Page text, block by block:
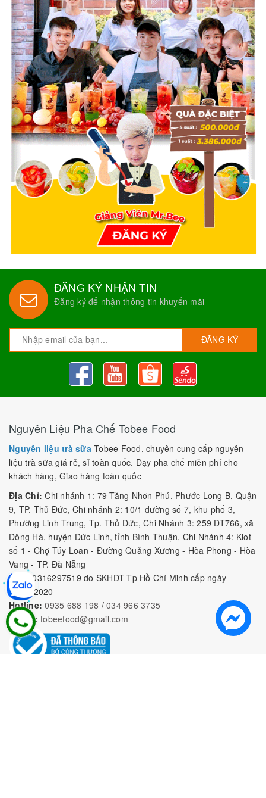
ĐĂNG KÝ NHẬN TIN
Đăng ký để nhận thông tin khuyến mãi
ĐĂNG KÝ
Nguyên Liệu Pha Chế Tobee Food
Nguyên liệu trà sữa Tobee Food, chuyên cung cấp nguyên
liệu trà sữa giá rẻ, sỉ toàn quốc. Dạy pha chế miễn phí cho
khách hàng, Giao hàng toàn quốc
Địa Chỉ: Chi nhánh 1: 79 Tăng Nhơn Phú, Phước Long B, Quận
9, TP. Thủ Đức, Chi nhánh 2: 10/1 đường số 7, khu phố 3,
Phường Linh Trung, Tp. Thủ Đức, Chi Nhánh 3: 259 DT766, xã
Đông Hà, huyện Đức Linh, tỉnh Bình Thuận, Chi Nhánh 4: Kiot
số 1 - Chợ Túy Loan - Đường Quảng Xương - Hòa Phong - Hòa
Vang - TP. Đà Nẵng
MST:
0316297519 do SKHDT Tp Hồ Chí Minh cấp ngày
28/05/2020
Hotline: 0935 688 198 / 034 966 3735
E-mail: tobeefood@gmail.com